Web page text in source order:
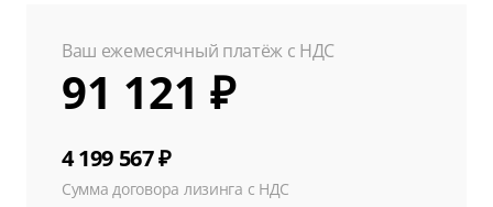
Ваш ежемесячный платёж с НДС
91 121 ₽
4 199 567 ₽
Сумма договора лизинга с НДС